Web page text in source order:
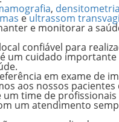
,
eultrassom
e monitorar a
confiável para
um cuidado importante
em exame de
aos nossos
um time de profissionais
um atendimento